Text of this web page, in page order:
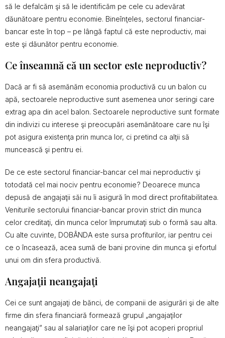
să le defalcăm şi să le identificăm pe cele cu adevărat
dăunătoare pentru economie. Bineînţeles, sectorul financiar-
bancar este în top – pe lângă faptul că este neproductiv, mai
este şi dăunător pentru economie.
Ce înseamnă că un sector este neproductiv?
Dacă ar fi să asemănăm economia productivă cu un balon cu
apă, sectoarele neproductive sunt asemenea unor seringi care
extrag apa din acel balon. Sectoarele neproductive sunt formate
din indivizi cu interese şi preocupări asemănătoare care nu îşi
pot asigura existenţa prin munca lor, ci pretind ca alţii să
muncească şi pentru ei.
De ce este sectorul financiar-bancar cel mai neproductiv şi
totodată cel mai nociv pentru economie? Deoarece munca
depusă de angajaţii săi nu îi asigură în mod direct profitabilitatea.
Veniturile sectorului financiar-bancar provin strict din munca
celor creditaţi, din munca celor împrumutaţi sub o formă sau alta.
Cu alte cuvinte, DOBÂNDA este sursa profiturilor, iar pentru cei
ce o încasează, acea sumă de bani provine din munca şi efortul
unui om din sfera productivă.
Angajaţii neangajaţi
Cei ce sunt angajaţi de bănci, de companii de asigurări şi de alte
firme din sfera financiară formează grupul „angajaţilor
neangajaţi” sau al salariaţilor care ne îşi pot acoperi propriul